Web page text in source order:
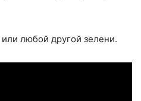
любой другой зелени.